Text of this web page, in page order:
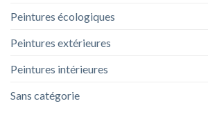
Peintures écologiques
Peintures extérieures
Peintures intérieures
Sans catégorie